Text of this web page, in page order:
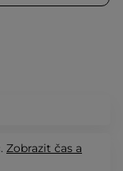
Zobrazit čas a